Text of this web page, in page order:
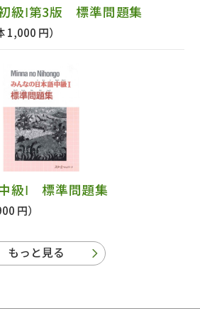
級Ⅰ第3版 標準問題集
1,000 円）
級Ⅰ 標準問題集
円）
もっと見る